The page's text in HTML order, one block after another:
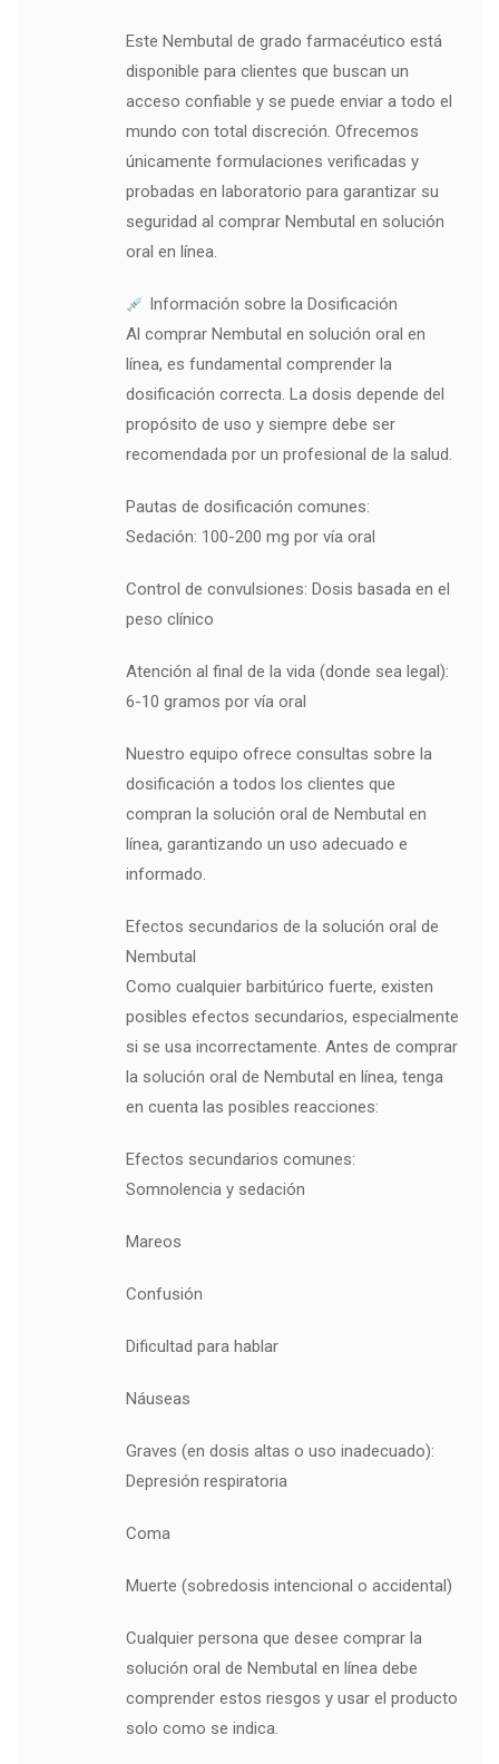
Este Nembutal de grado farmacéutico está
disponible para clientes que buscan un
acceso confiable y se puede enviar a todo el
mundo con total discreción. Ofrecemos
únicamente formulaciones verificadas y
probadas en laboratorio para garantizar su
seguridad al comprar Nembutal en solución
oral en línea.
Información sobre la Dosificación
Al comprar Nembutal en solución oral en
línea, es fundamental comprender la
dosificación correcta. La dosis depende del
propósito de uso y siempre debe ser
recomendada por un profesional de la salud.
Pautas de dosificación comunes:
Sedación: 100-200 mg por vía oral
Control de convulsiones: Dosis basada en el
peso clínico
Atención al final de la vida (donde sea legal):
6-10 gramos por vía oral
Nuestro equipo ofrece consultas sobre la
dosificación a todos los clientes que
compran la solución oral de Nembutal en
línea, garantizando un uso adecuado e
informado.
Efectos secundarios de la solución oral de
Nembutal
Como cualquier barbitúrico fuerte, existen
posibles efectos secundarios, especialmente
si se usa incorrectamente. Antes de comprar
la solución oral de Nembutal en línea, tenga
en cuenta las posibles reacciones:
Efectos secundarios comunes:
Somnolencia y sedación
Mareos
Confusión
Dificultad para hablar
Náuseas
Graves (en dosis altas o uso inadecuado):
Depresión respiratoria
Coma
Muerte (sobredosis intencional o accidental)
Cualquier persona que desee comprar la
solución oral de Nembutal en línea debe
comprender estos riesgos y usar el producto
solo como se indica.